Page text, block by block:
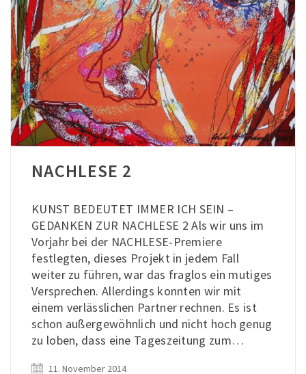
NACHLESE 2
KUNST BEDEUTET IMMER ICH SEIN –
GEDANKEN ZUR NACHLESE 2 Als wir uns im
Vorjahr bei der NACHLESE-Premiere
festlegten, dieses Projekt in jedem Fall
weiter zu führen, war das fraglos ein mutiges
Versprechen. Allerdings konnten wir mit
einem verlässlichen Partner rechnen. Es ist
schon außergewöhnlich und nicht hoch genug
zu loben, dass eine Tageszeitung zum…
11. November 2014